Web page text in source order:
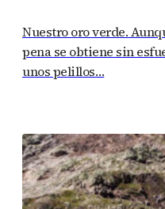
Nuestro oro verde.
pena se obtiene sin
unos pelillos…